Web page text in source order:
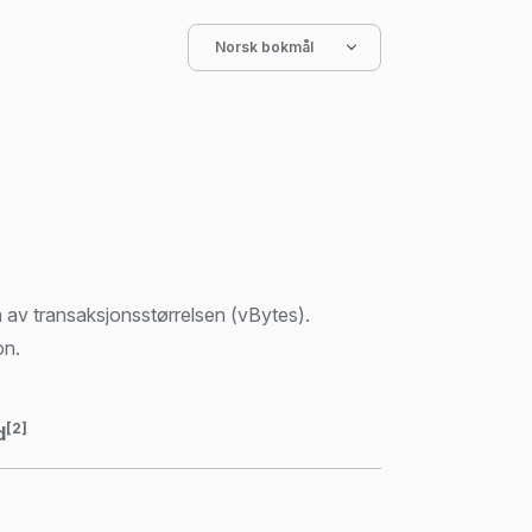
Norsk bokmål
transaksjonsstørrelsen (vBytes).
[2]